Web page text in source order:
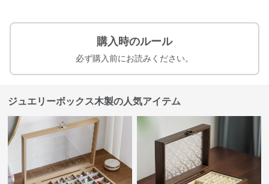
購入時のルール
必ず購入前にお読みください。
ジュエリーボックス木製の人気アイテム